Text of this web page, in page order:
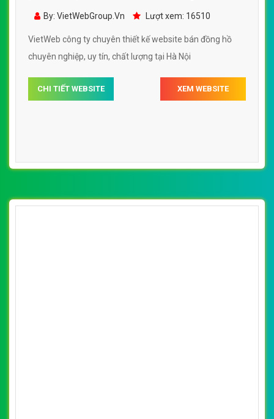
HQWatch đẹp, chuyên nghiệp chuẩn SEO
By: VietWebGroup.Vn Lượt xem: 16510
VietWeb công ty chuyên thiết kế website bán đồng hồ
chuyên nghiệp, uy tín, chất lượng tại Hà Nội
CHI TIẾT WEBSITE XEM WEBSITE